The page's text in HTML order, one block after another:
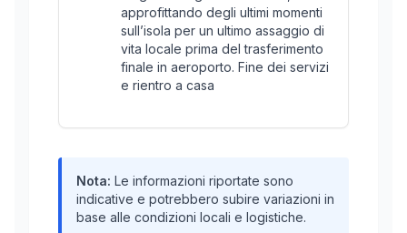
approfittando degli ultimi momenti
sull’isola per un ultimo assaggio di
vita locale prima del trasferimento
finale in aeroporto. Fine dei servizi
e rientro a casa
Nota: Le informazioni riportate sono
indicative e potrebbero subire variazioni in
base alle condizioni locali e logistiche.